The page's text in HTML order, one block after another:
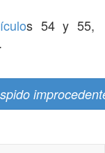
s 54 y 55,